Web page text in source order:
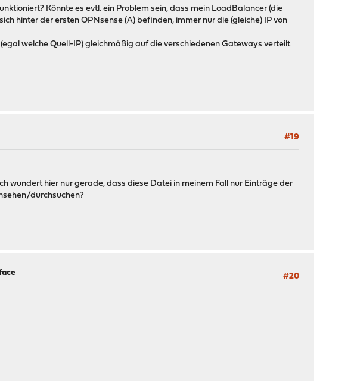
Könnte es evtl. ein Problem sein, dass mein LoadBalancer (die
hinter der ersten OPNsense (A) befinden, immer nur die (gleiche) IP von
welche Quell-IP) gleichmäßig auf die verschiedenen Gateways verteilt
#19
hier nur gerade, dass diese Datei in meinem Fall nur Einträge der
durchsuchen?
#20